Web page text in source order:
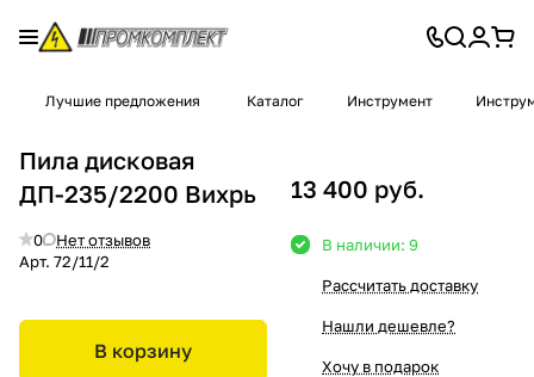
Лучшие предложения Каталог Инструмент
Пила дисковая
ДП-235/2200 Вихрь
0
Нет отзывов
Арт. 72/11/2
В корзину
13 400 руб.
В наличии: 9
Рассчитать доставку
Нашли дешевле?
Хочу в подарок